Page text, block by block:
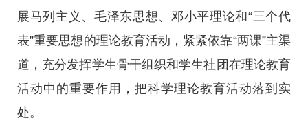
展马列主义、毛泽东思想、邓小平理论和“三个代
表”重要思想的理论教育活动，紧紧依靠“两课”主渠
道，充分发挥学生骨干组织和学生社团在理论教育
活动中的重要作用，把科学理论教育活动落到实
处。